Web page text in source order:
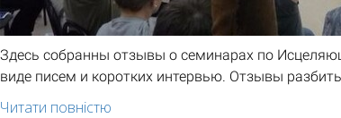
Здесь собранны отзывы о семинарах по
виде писем и коротких интервью. Отзывы
Читати повністю